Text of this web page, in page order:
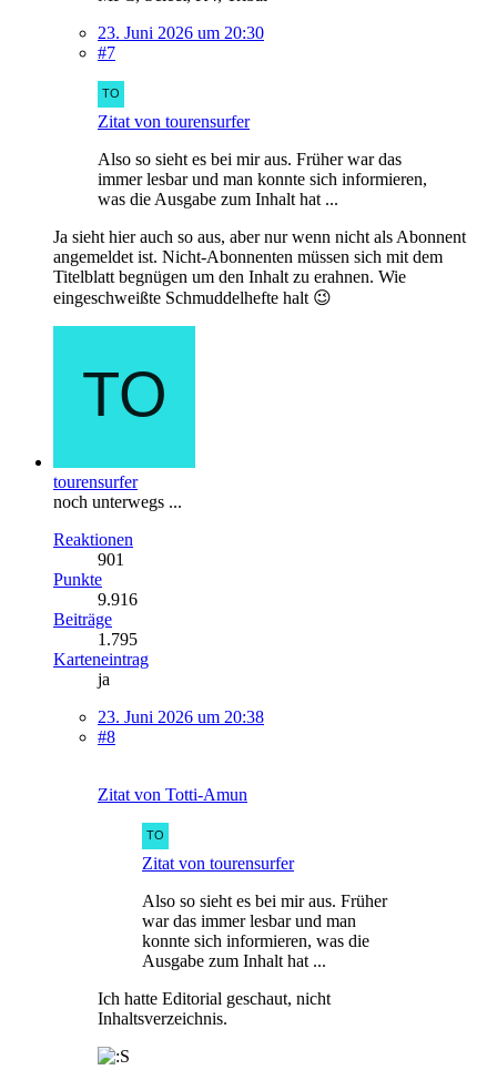
23. Juni 2026 um 20:30
#7
Zitat von tourensurfer
Also so sieht es bei mir aus. Früher war das
immer lesbar und man konnte sich informieren,
was die Ausgabe zum Inhalt hat ...
Ja sieht hier auch so aus, aber nur wenn nicht als Abonnent
angemeldet ist. Nicht-Abonnenten müssen sich mit dem
Titelblatt begnügen um den Inhalt zu erahnen. Wie
eingeschweißte Schmuddelhefte halt 😉
tourensurfer
noch unterwegs ...
Reaktionen
901
Punkte
9.916
Beiträge
1.795
Karteneintrag
ja
23. Juni 2026 um 20:38
#8
Zitat von Totti-Amun
Zitat von tourensurfer
Also so sieht es bei mir aus. Früher
war das immer lesbar und man
konnte sich informieren, was die
Ausgabe zum Inhalt hat ...
Ich hatte Editorial geschaut, nicht
Inhaltsverzeichnis.